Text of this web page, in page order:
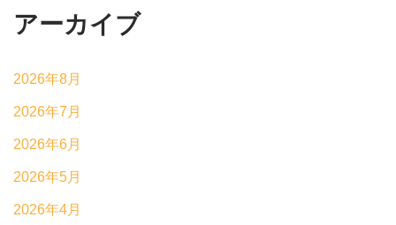
アーカイブ
2026年8月
2026年7月
2026年6月
2026年5月
2026年4月